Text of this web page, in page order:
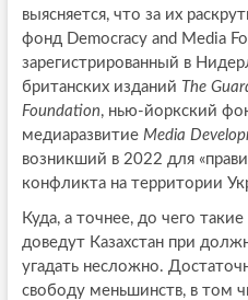
выясняется, что за их
фонд Democracy and Media
зарегистрированный в
британских изданий The
Foundation, нью-йоркский
медиаразвитие Media
возникший в 2022 для
конфликта на территории
Куда, а точнее, до чего
доведут Казахстан при
угадать несложно.
свободу меньшинств, в том